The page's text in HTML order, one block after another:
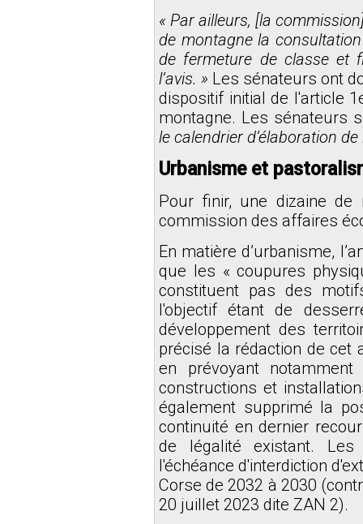
« Par ailleurs, [la
de montagne la
de fermeture de classe et
l’avis. » Les sénateurs ont
dispositif initial de l'article
montagne. Les sénateurs
le calendrier d’élaboration
Urbanisme et
Pour finir, une dizaine
commission des affaires
En matière d’urbanisme,
que les « coupures
constituent pas des
l'objectif étant de
développement des
précisé la rédaction de cet
en prévoyant notamment
constructions et
également supprimé la
continuité en dernier
de légalité existant. Les
l'échéance d'interdiction
Corse de 2032 à 2030
20 juillet 2023 dite ZAN 2).